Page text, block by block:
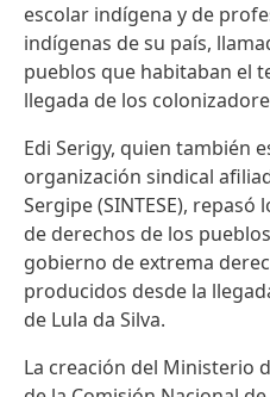
escolar indígena y de
indígenas de su país,
pueblos que habitaban el
llegada de los
Edi Serigy, quien también
organización sindical
Sergipe (SINTESE),
de derechos de los
gobierno de extrema
producidos desde la
de Lula da Silva.
La creación del Ministerio